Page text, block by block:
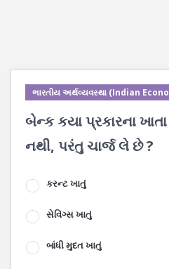
ભારતીય અર્થવ્યવસ્થા (Indian
બેન્ક કયા પ્રકારના
નથી, પરંતુ ચાર્જ લે છે ?
કરન્ટ ખાતું
સેવિંગ્સ ખાતું
બાંધી મુદત ખાતું